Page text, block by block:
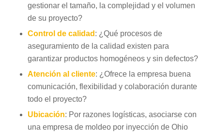
gestionar el tamaño, la complejidad y el volumen
de su proyecto?
Control de calidad : ¿Qué procesos de
aseguramiento de la calidad existen para
garantizar productos homogéneos y sin defectos?
Atención al cliente: ¿Ofrece la empresa buena
comunicación, flexibilidad y colaboración durante
todo el proyecto?
Ubicación: Por razones logísticas, asociarse con
una empresa de moldeo por inyección de Ohio